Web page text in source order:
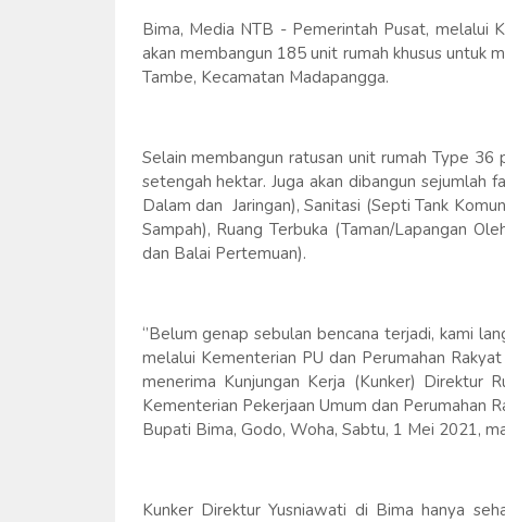
Bima, Media NTB - Pemerintah Pusat, melalui
akan membangun 185 unit rumah khusus untuk
Tambe, Kecamatan Madapangga.
Selain membangun ratusan unit rumah Type
setengah hektar. Juga akan dibangun sejumlah
Dalam dan Jaringan), Sanitasi (Septi Tank
Sampah), Ruang Terbuka (Taman/Lapangan
dan Balai Pertemuan).
‘’Belum genap sebulan bencana terjadi, kami
melalui Kementerian PU dan Perumahan
menerima Kunjungan Kerja (Kunker) Direktur
Kementerian Pekerjaan Umum dan Perumahan
Bupati Bima, Godo, Woha, Sabtu, 1 Mei 2021,
Kunker Direktur Yusniawati di Bima hanya